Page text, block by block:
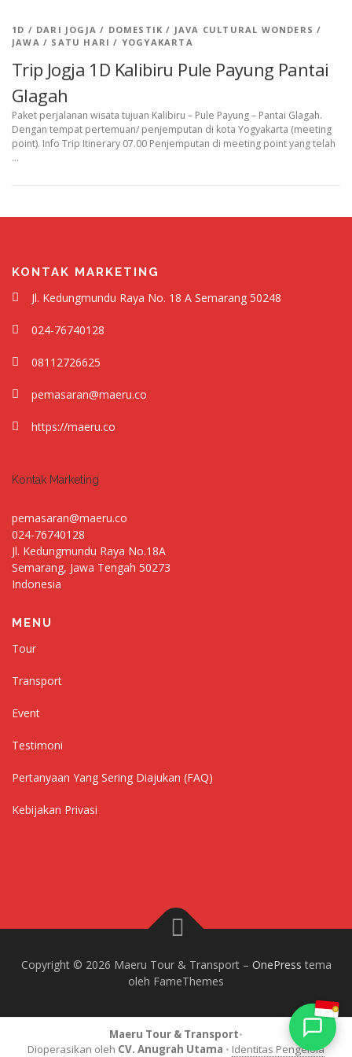
1D / DARI JOGJA / DOMESTIK / JAVA CULTURAL WONDERS /
JAWA / SATU HARI / YOGYAKARTA
Trip Jogja 1D Kalibiru Pule Payung Pantai
Glagah
Paket perjalanan wisata tujuan Kalibiru – Pule Payung – Pantai Glagah.
Dengan tempat pertemuan/ penjemputan di kota Yogyakarta (meeting
point). Info Trip Itinerary 07.00 Penjemputan di meeting point yang telah
…
KONTAK MARKETING
Jl. Kedungmundu Raya No. 18 A Semarang 50248
024-76740128
08112726625
pemasaran@maeru.co
https://maeru.co
Kontak Marketing
pemasaran@maeru.co
024-76740128
Jl. Kedungmundu Raya No.18A
Semarang, Jawa Tengah 50273
Indonesia
MENU
Tour
Transport
Event
Testimoni
Pertanyaan Yang Sering Diajukan (FAQ)
Kebijakan Privasi
Copyright © 2026 Maeru Tour & Transport – OnePress tema
oleh FameThemes
Maeru Tour & Transport•
Dioperasikan oleh CV. Anugrah Utama • Identitas Pengelola